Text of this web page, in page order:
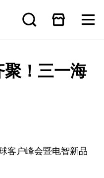
！三一海
客户峰会暨电智新品